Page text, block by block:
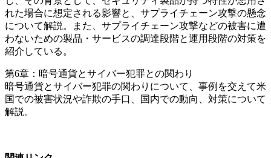
れた場合に想定される影響と、サプライチェーン攻撃の懸念
について解説。また、サプライチェーン攻撃などの被害に遭
わないための製品・サービスの調達段階と運用段階の対策を
紹介している。
第6章：暗号通貨とサイバー犯罪との関わり
暗号通貨とサイバー犯罪の関わりについて、事例を交えて米
国での被害状況や詐欺の手口、国内での動向、対策について
解説。